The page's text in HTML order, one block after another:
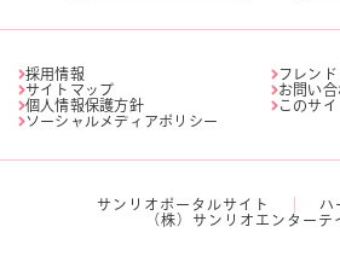
採用情報
フレン
サイトマップ
お問い合
個人情報保護方針
このサ
ソーシャルメディアポリシー
サンリオポータルサイト
ハ
（株）サンリオエンターテ